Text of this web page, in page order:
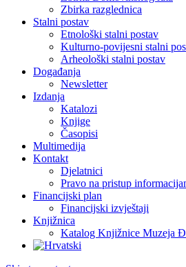
Zbirka razglednica
Stalni postav
Etnološki stalni postav
Kulturno-povijesni stalni
Arheološki stalni postav
Događanja
Newsletter
Izdanja
Katalozi
Knjige
Časopisi
Multimedija
Kontakt
Djelatnici
Pravo na pristup
Financijski plan
Financijski izvještaji
Knjižnica
Katalog Knjižnice Muzeja